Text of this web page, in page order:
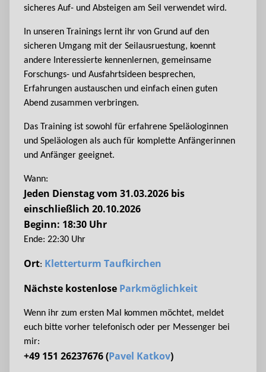
sicheres Auf- und Absteigen am Seil verwendet wird.
In unseren Trainings lernt ihr von Grund auf den
sicheren Umgang mit der Seilausruestung, koennt
andere Interessierte kennenlernen, gemeinsame
Forschungs- und Ausfahrtsideen besprechen,
Erfahrungen austauschen und einfach einen guten
Abend zusammen verbringen.
Das Training ist sowohl für erfahrene Speläologinnen
und Speläologen als auch für komplette Anfängerinnen
und Anfänger geeignet.
Wann:
Jeden Dienstag vom 31.03.2026 bis
einschließlich 20.10.2026
Beginn: 18:30 Uhr
Ende: 22:30 Uhr
Ort: Kletterturm Taufkirchen
Nächste kostenlose Parkmöglichkeit
Wenn ihr zum ersten Mal kommen möchtet, meldet
euch bitte vorher telefonisch oder per Messenger bei
mir:
+49 151 26237676 (Pavel Katkov)